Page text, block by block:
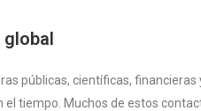
públicas, científicas, financieras
el tiempo. Muchos de estos